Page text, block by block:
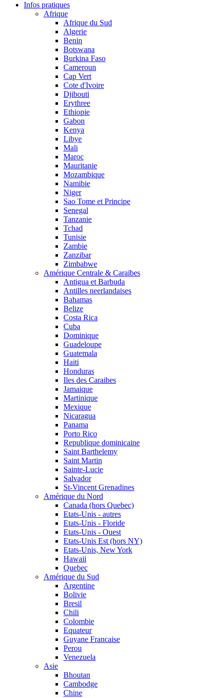
Infos pratiques
Afrique
Afrique du Sud
Algerie
Benin
Botswana
Burkina Faso
Cameroun
Cap Vert
Cote d'Ivoire
Djibouti
Erythree
Ethiopie
Gabon
Kenya
Libye
Mali
Maroc
Mauritanie
Mozambique
Namibie
Niger
Sao Tome et Principe
Senegal
Tanzanie
Tchad
Tunisie
Zambie
Zanzibar
Zimbabwe
Amérique Centrale & Caraïbes
Antigua et Barbuda
Antilles neerlandaises
Bahamas
Belize
Costa Rica
Cuba
Dominique
Guadeloupe
Guatemala
Haiti
Honduras
Iles des Caraibes
Jamaique
Martinique
Mexique
Nicaragua
Panama
Porto Rico
Republique dominicaine
Saint Barthelemy
Saint Martin
Sainte-Lucie
Salvador
St-Vincent Grenadines
Amérique du Nord
Canada (hors Quebec)
Etats-Unis - autres
Etats-Unis - Floride
Etats-Unis - Ouest
Etats-Unis Est (hors NY)
Etats-Unis, New York
Hawaii
Quebec
Amérique du Sud
Argentine
Bolivie
Bresil
Chili
Colombie
Equateur
Guyane Francaise
Perou
Venezuela
Asie
Bhoutan
Cambodge
Chine